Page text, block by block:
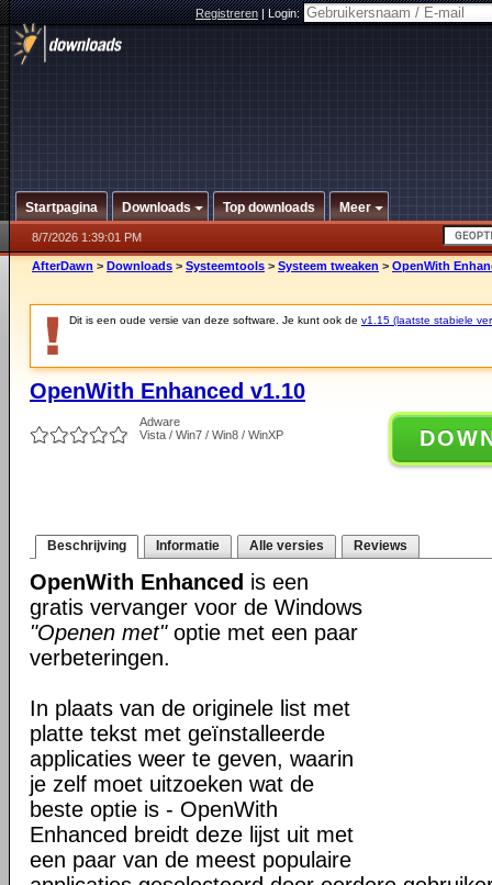
Registreren|Login:
Startpagina Downloads Top downloads Meer
8/7/2026 1:39:01 PM
AfterDawn > Downloads > Systeemtools > Systeem tweaken > OpenWith
Dit is een oude versie van deze software. Je kunt ook de v1.15 (laatste stabiele
OpenWith Enhanced v1.10
Adware
Vista / Win7 / Win8 / WinXP
Beschrijving Informatie Alle versies Reviews
OpenWith Enhanced is een
gratis vervanger voor de Windows
"Openen met"optie met een paar
verbeteringen.
In plaats van de originele list met
platte tekst met geïnstalleerde
applicaties weer te geven, waarin
je zelf moet uitzoeken wat de
beste optie is - OpenWith
Enhanced breidt deze lijst uit met
een paar van de meest populaire